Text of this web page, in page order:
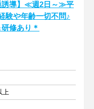
誘導】≪週2日～≫平
験や年齢一切不問♪
修あり＊
上